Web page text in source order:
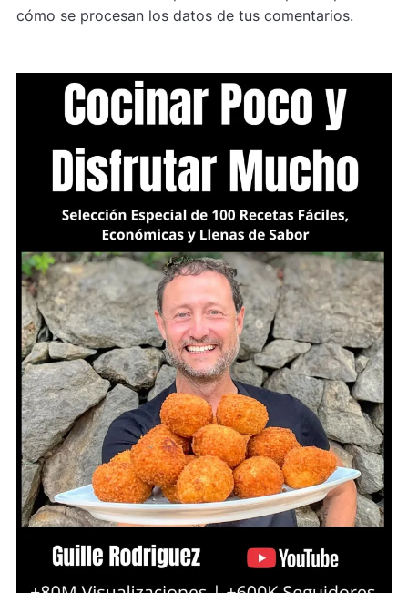
cómo se procesan los datos de tus comentarios.